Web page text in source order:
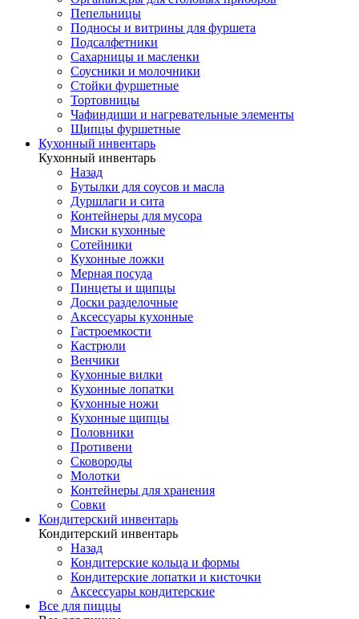
Пепельницы
Подносы и витрины для фуршета
Подсалфетники
Сахарницы и масленки
Соусники и молочники
Стойки фуршетные
Тортовницы
Чафиндиши и нагревательные элементы
Щипцы фуршетные
Кухонный инвентарь
Кухонный инвентарь
Назад
Бутылки для соусов и масла
Дуршлаги и сита
Контейнеры для мусора
Миски кухонные
Сотейники
Кухонные ложки
Мерная посуда
Пинцеты и щипцы
Доски разделочные
Аксессуары кухонные
Гастроемкости
Кастрюли
Венчики
Кухонные вилки
Кухонные лопатки
Кухонные ножи
Кухонные щипцы
Половники
Противени
Сковороды
Молотки
Контейнеры для хранения
Совки
Кондитерский инвентарь
Кондитерский инвентарь
Назад
Кондитерские кольца и формы
Кондитерские лопатки и кисточки
Аксессуары кондитерские
Все для пиццы